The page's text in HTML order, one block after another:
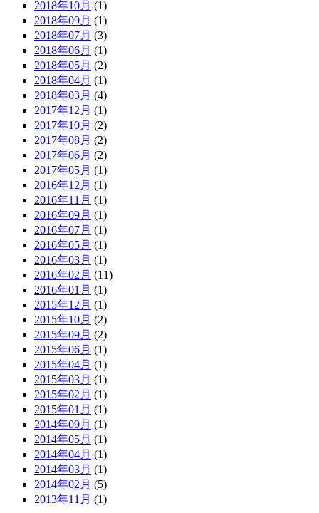
2018年10月 (1)
2018年09月 (1)
2018年07月 (3)
2018年06月 (1)
2018年05月 (2)
2018年04月 (1)
2018年03月 (4)
2017年12月 (1)
2017年10月 (2)
2017年08月 (2)
2017年06月 (2)
2017年05月 (1)
2016年12月 (1)
2016年11月 (1)
2016年09月 (1)
2016年07月 (1)
2016年05月 (1)
2016年03月 (1)
2016年02月 (11)
2016年01月 (1)
2015年12月 (1)
2015年10月 (2)
2015年09月 (2)
2015年06月 (1)
2015年04月 (1)
2015年03月 (1)
2015年02月 (1)
2015年01月 (1)
2014年09月 (1)
2014年05月 (1)
2014年04月 (1)
2014年03月 (1)
2014年02月 (5)
2013年11月 (1)